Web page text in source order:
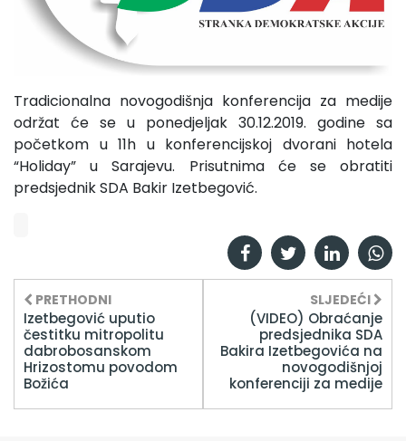
Tradicionalna novogodišnja konferencija za medije
održat će se u ponedjeljak 30.12.2019. godine sa
početkom u 11h u konferencijskoj dvorani hotela
“Holiday” u Sarajevu. Prisutnima će se obratiti
predsjednik SDA Bakir Izetbegović.
PRETHODNI
Izetbegović uputio
čestitku mitropolitu
dabrobosanskom
Hrizostomu povodom
Božića
SLJEDEĆI
(VIDEO) Obraćanje
predsjednika SDA
Bakira Izetbegovića na
novogodišnjoj
konferenciji za medije